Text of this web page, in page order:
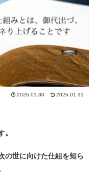
2026.01.30 2026.01.31
の世に向けた仕組を知ら